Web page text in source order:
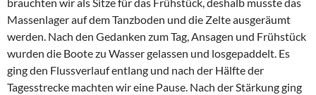
Massenlager auf dem Tanzboden und die Zelte ausgeräumt
werden. Nach den Gedanken zum Tag, Ansagen und Frühstück
wurden die Boote zu Wasser gelassen und losgepaddelt. Es
ging den Flussverlauf entlang und nach der Hälfte der
Tagesstrecke machten wir eine Pause. Nach der Stärkung ging